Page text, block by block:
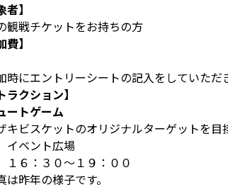
者】
観戦チケットをお持ちの方
費】
にエントリーシートの記入をしていただ
ラクション】
ートゲーム
キビスケットのオリジナルターゲットを目
ベント広場
６：３０～１９：００
昨年の様子です。